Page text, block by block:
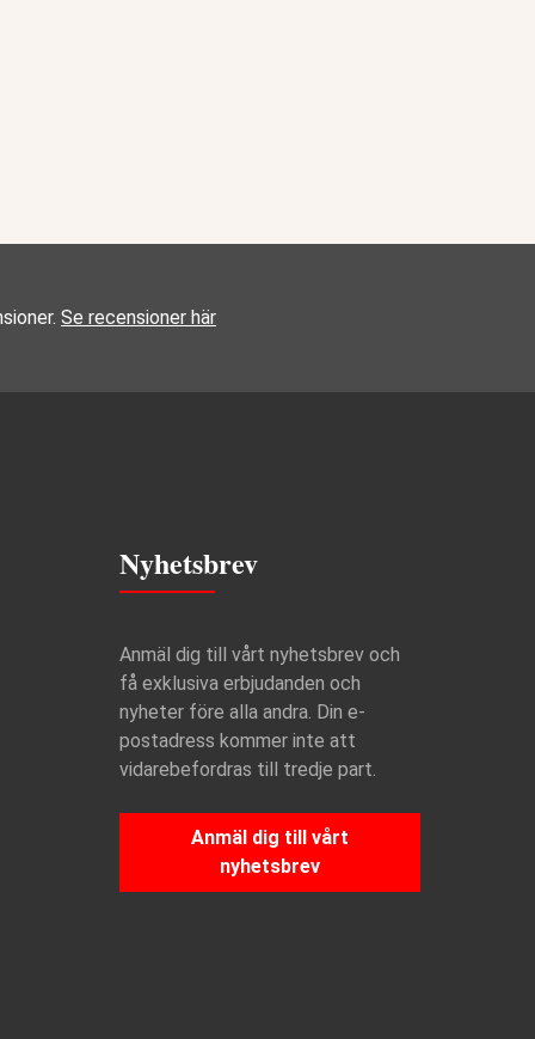
Se recensioner här
Nyhetsbrev
Anmäl dig till vårt nyhetsbrev och
få exklusiva erbjudanden och
nyheter före alla andra. Din e-
postadress kommer inte att
vidarebefordras till tredje part.
Anmäl dig till vårt
nyhetsbrev